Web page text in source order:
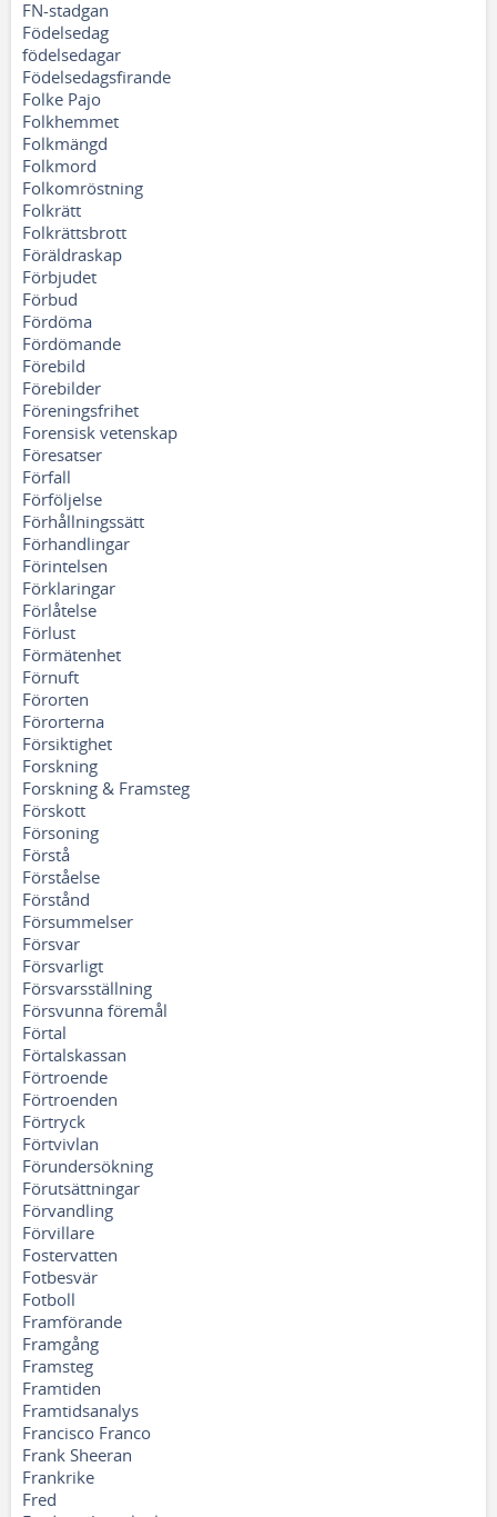
FN-stadgan
Födelsedag
födelsedagar
Födelsedagsfirande
Folke Pajo
Folkhemmet
Folkmängd
Folkmord
Folkomröstning
Folkrätt
Folkrättsbrott
Föräldraskap
Förbjudet
Förbud
Fördöma
Fördömande
Förebild
Förebilder
Föreningsfrihet
Forensisk vetenskap
Föresatser
Förfall
Förföljelse
Förhållningssätt
Förhandlingar
Förintelsen
Förklaringar
Förlåtelse
Förlust
Förmätenhet
Förnuft
Förorten
Förorterna
Försiktighet
Forskning
Forskning & Framsteg
Förskott
Försoning
Förstå
Förståelse
Förstånd
Försummelser
Försvar
Försvarligt
Försvarsställning
Försvunna föremål
Förtal
Förtalskassan
Förtroende
Förtroenden
Förtryck
Förtvivlan
Förundersökning
Förutsättningar
Förvandling
Förvillare
Fostervatten
Fotbesvär
Fotboll
Framförande
Framgång
Framsteg
Framtiden
Framtidsanalys
Francisco Franco
Frank Sheeran
Frankrike
Fred